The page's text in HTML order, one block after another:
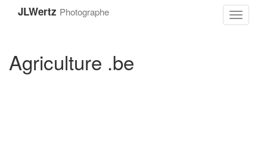
JLWertz Photographe
Toggle
Agriculture .be